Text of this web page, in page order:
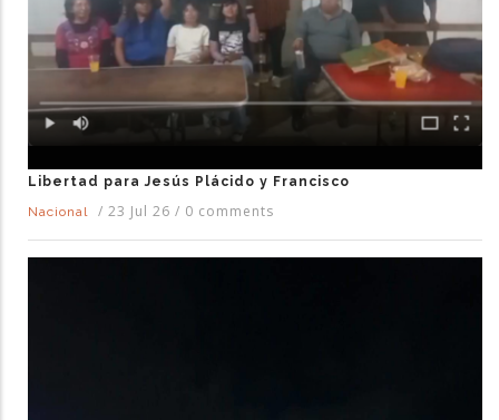
Libertad para Jesús Plácido y Francisco
Nacional
/ 23 Jul 26 / 0 comments